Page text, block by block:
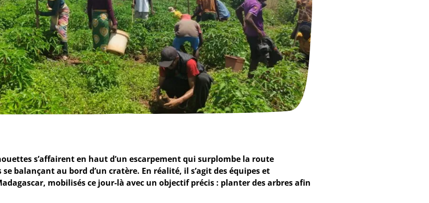
s’affairent en haut d’un escarpement qui surplombe la route
balançant au bord d’un cratère. En réalité, il s’agit des équipes et
mobilisés ce jour-là avec un objectif précis : planter des arbres afin